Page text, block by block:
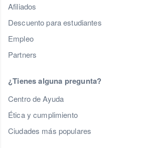
Afiliados
Descuento para estudiantes
Empleo
Partners
¿Tienes alguna pregunta?
Centro de Ayuda
Ética y cumplimiento
Ciudades más populares